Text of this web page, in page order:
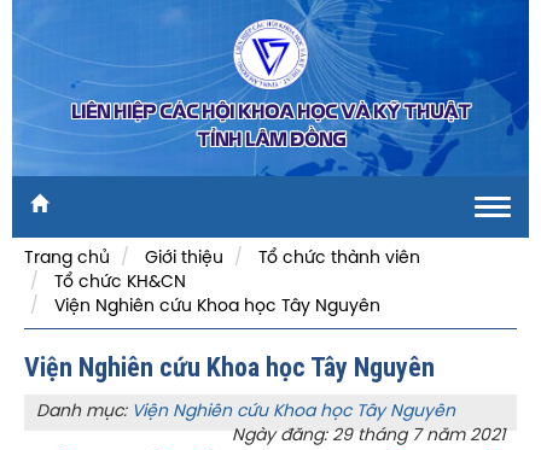
LIÊN HIỆP CÁC HỘI KHOA HỌC VÀ KỸ THUẬT
TỈNH LÂM ĐỒNG
Trang chủ
Giới thiệu
Tổ chức thành viên
Tổ chức KH&CN
Viện Nghiên cứu Khoa học Tây Nguyên
Viện Nghiên cứu Khoa học Tây Nguyên
Danh mục: Viện Nghiên cứu Khoa học Tây Nguyên
Ngày đăng: 29 tháng 7 năm 2021